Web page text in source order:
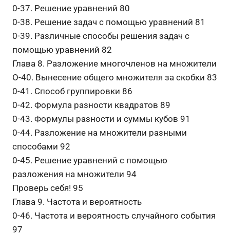
0-37. Решение уравнений 80
0-38. Решение задач с помощью уравнений 81
0-39. Различные способы решения задач с
помощью уравнений 82
Глава 8. Разложение многочленов на множители
О-40. Вынесение общего множителя за скобки 83
0-41. Способ группировки 86
0-42. Формула разности квадратов 89
0-43. Формулы разности и суммы кубов 91
0-44. Разложение на множители разными
способами 92
0-45. Решение уравнений с помощью
разложения на множители 94
Проверь себя! 95
Глава 9. Частота и вероятность
0-46. Частота и вероятность случайного события
97